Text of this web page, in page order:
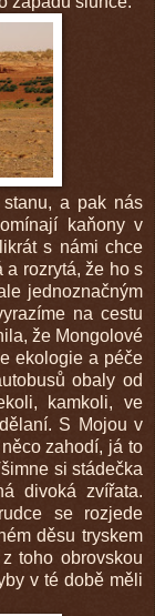
a pak nás
kaňony v
s námi chce
a rozrytá, že ho s
jednoznačným
na cestu
že Mongolové
ekologie a péče
obaly od
kamkoli, ve
S Mojou v
zahodí, já to
si stádečka
divoká zvířata.
se rozjede
děsu tryskem
toho obrovskou
v té době měli